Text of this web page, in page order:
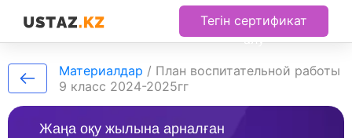
Тегін сертификат
алу
Жаңа оқу жылына арналған
Материалдар / План воспитательной работы
9 класс 2024-2025гг